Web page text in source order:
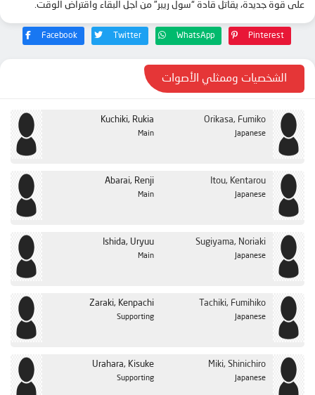
على قوة جديدة، يقاتل قادة “سول ريبر” من أجل البقاء واقتراض الوقت.
Facebook Twitter WhatsApp Pinterest
الشخصيات وممثلي الأصوات
Kuchiki, Rukia
Main
Orikasa, Fumiko
Japanese
Abarai, Renji
Main
Itou, Kentarou
Japanese
Ishida, Uryuu
Main
Sugiyama, Noriaki
Japanese
Zaraki, Kenpachi
Supporting
Tachiki, Fumihiko
Japanese
Urahara, Kisuke
Supporting
Miki, Shinichiro
Japanese